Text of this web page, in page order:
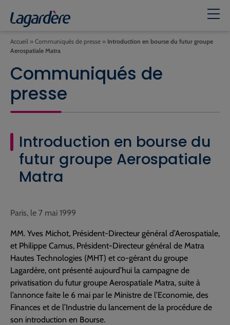
Accueil » Communiqués de presse » Introduction en bourse du futur groupe
Aerospatiale Matra
Communiqués de
presse
Introduction en bourse du
futur groupe Aerospatiale
Matra
Paris, le 7 mai 1999
MM. Yves Michot, Président-Directeur général d’Aerospatiale,
et Philippe Camus, Président-Directeur général de Matra
Hautes Technologies (MHT) et co-gérant du groupe
Lagardère, ont présenté aujourd’hui la campagne de
privatisation du futur groupe Aerospatiale Matra, suite à
l’annonce faite le 6 mai par le Ministre de l’Economie, des
Finances et de l’Industrie du lancement de la procédure de
son introduction en Bourse.